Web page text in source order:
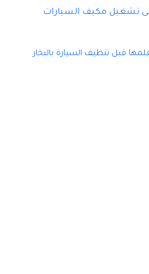
فى تشغيل مكيف السيارات